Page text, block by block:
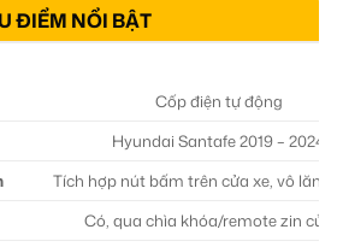
ĐIỂM NỔI BẬT
Cốp điện tự động
Hyundai Santafe 2019 – 2024
Tích hợp nút bấm trên cửa xe, vô lăng
Có, qua chìa khóa/remote zin của